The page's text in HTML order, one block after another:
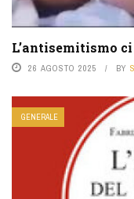
L’antisemitismo
26 AGOSTO 2025 BY
GENERALE